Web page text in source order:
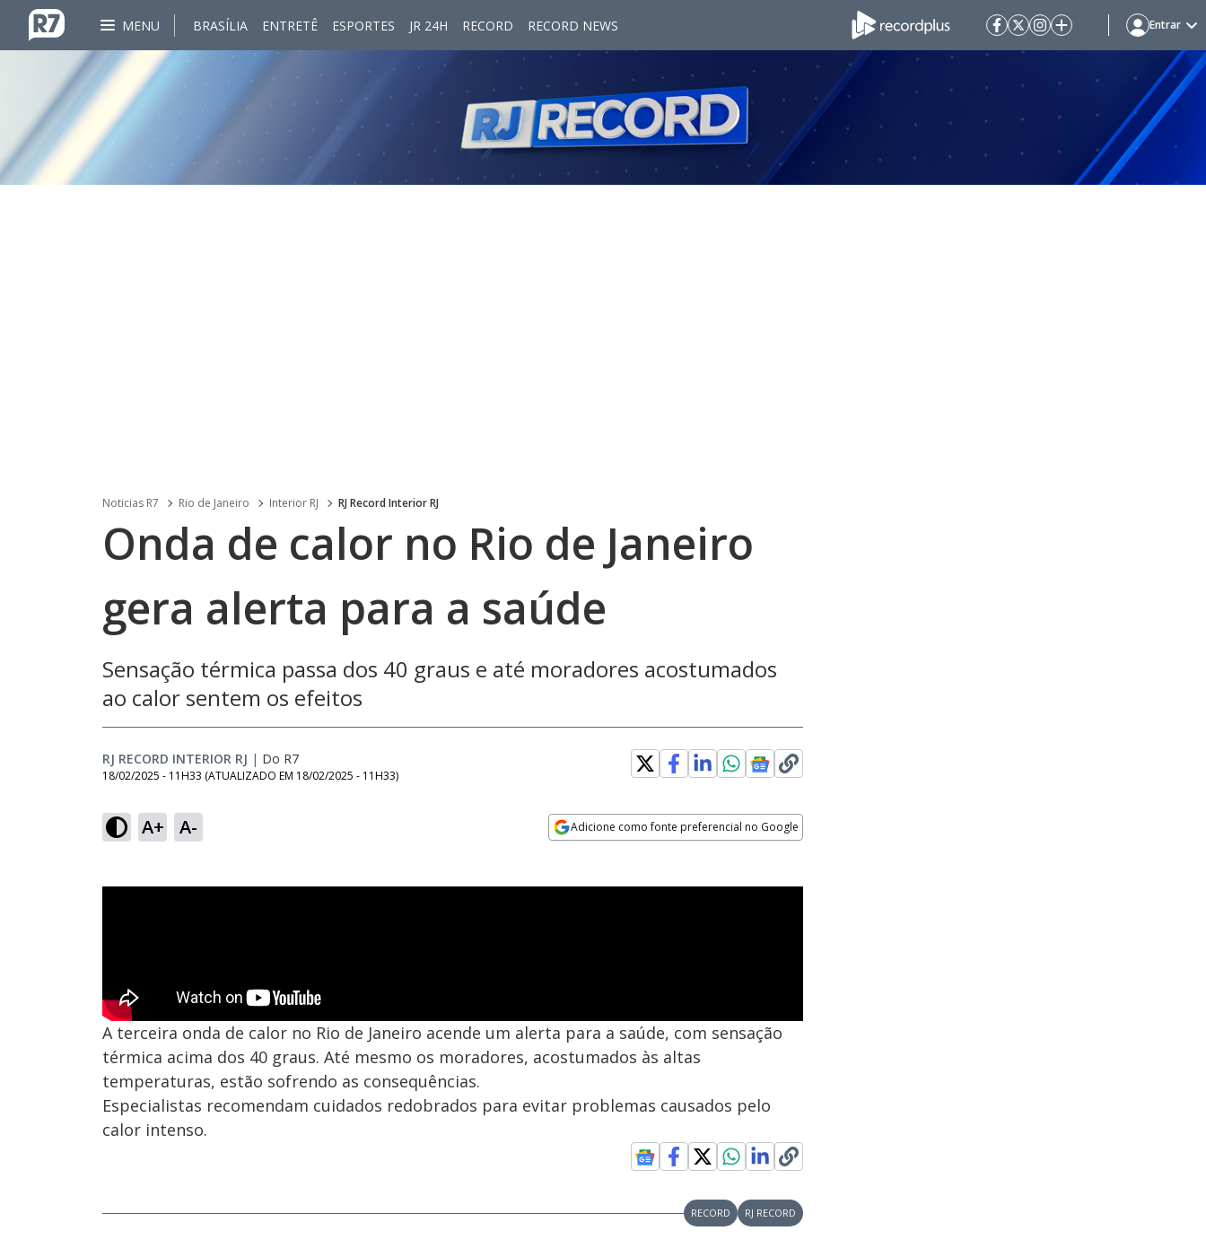
MENU BRASÍLIA ENTRETÊ ESPORTES JR 24H RECORD RECORD NEWS Entrar
Noticias R7 Rio de Janeiro Interior RJ RJ Record Interior RJ
Onda de calor no Rio de Janeiro
gera alerta para a saúde
Sensação térmica passa dos 40 graus e até moradores acostumados
ao calor sentem os efeitos
RJ RECORD INTERIOR RJ | Do R7
18/02/2025 - 11H33 (ATUALIZADO EM 18/02/2025 - 11H33)
A+ A- Adicione como fonte preferencial no Google
A terceira onda de calor no Rio de Janeiro acende um alerta para a saúde, com sensação
térmica acima dos 40 graus. Até mesmo os moradores, acostumados às altas
temperaturas, estão sofrendo as consequências.
Especialistas recomendam cuidados redobrados para evitar problemas causados pelo
calor intenso.
RECORD RJ RECORD